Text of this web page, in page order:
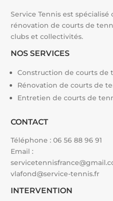
Service Tennis est
rénovation de courts de
clubs et collectivités.
NOS SERVICES
Construction de courts de
Rénovation de courts de
Entretien de courts de
CONTACT
Téléphone :06 56 88 96 91
Email :
vlafond@service-tennis.fr
INTERVENTION